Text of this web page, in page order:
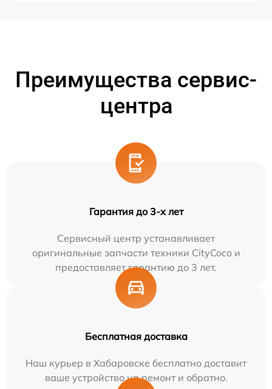
Преимущества сервис-
центра
Гарантия до 3-х лет
Сервисный центр устанавливает
оригинальные запчасти техники CityCoco и
предоставляет гарантию до 3 лет.
Бесплатная доставка
Наш курьер в Хабаровске бесплатно доставит
ваше устройство на ремонт и обратно.